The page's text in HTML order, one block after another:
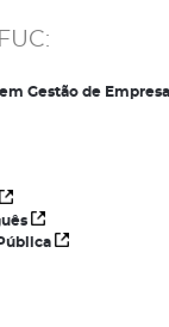
Gestão de